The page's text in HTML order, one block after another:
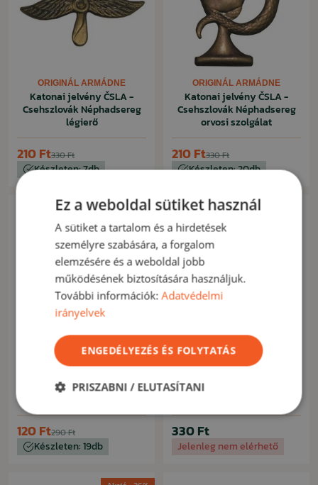
ORIGINÁL ARMÁDNE
Katonai jelvény ČSLA -
Csehszlovák Néphadsereg
légierő
330 Ft
210 Ft
Készleten: 7db
ORIGINÁL ARMÁDNE
Katonai jelvény ČSLA -
Csehszlovák Néphadsereg
orvosi szolgálat
330 Ft
210 Ft
Készleten: 20db
Kiárusítás -59%
ORIGINÁL ARMÁDNE
Csehszlovák Néphadsereg
290 Ft
120 Ft
Készleten: 19db
ORIGINÁL ARMÁDNE
Csehszlovák Néphadsereg
330 Ft
Jelenleg nem elérhető
Ez a weboldal sütiket használ
A sütiket a tartalom és a hirdetések
személyre szabására, a forgalom
elemzésére és a weboldal jobb
működésének biztosítására használjuk.
További információk:Adatvédelmi
irányelvek
ENGEDÉLYEZÉS ÉS FOLYTATÁS
PRISZABNI / ELUTASÍTANI